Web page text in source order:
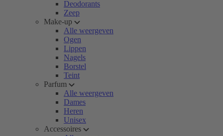
Deodorants
Zeep
Make-up
Alle weergeven
Ogen
Lippen
Nagels
Borstel
Teint
Parfum
Alle weergeven
Dames
Heren
Unisex
Accessoires